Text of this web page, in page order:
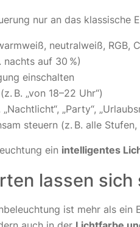
nur an das klassische
neutralweiß, RGB,
nachts auf 30 %)
einschalten
B. „von 18–22 Uhr“)
„Party“,
steuern (z. B. alle
ein intelligentes
lassen
ist mehr als